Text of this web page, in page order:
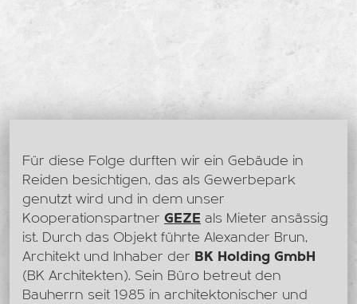
Für diese Folge durften wir ein Gebäude in
Reiden besichtigen, das als Gewerbepark
genutzt wird und in dem unser
Kooperationspartner GEZE als Mieter ansässig
ist. Durch das Objekt führte Alexander Brun,
Architekt und Inhaber der BK Holding GmbH
(BK Architekten). Sein Büro betreut den
Bauherrn seit 1985 in architektonischer und